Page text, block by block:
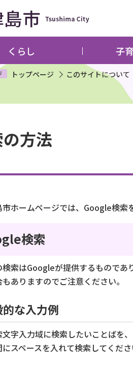
くらし 子
トップページ このサイトについて
方法
ホームページでは、Google検索
検索
索はGoogleが提供するものであ
ありますのでご注意ください。
な入力例
字入力域に検索したいことばを
スペースを入れて検索してくださ